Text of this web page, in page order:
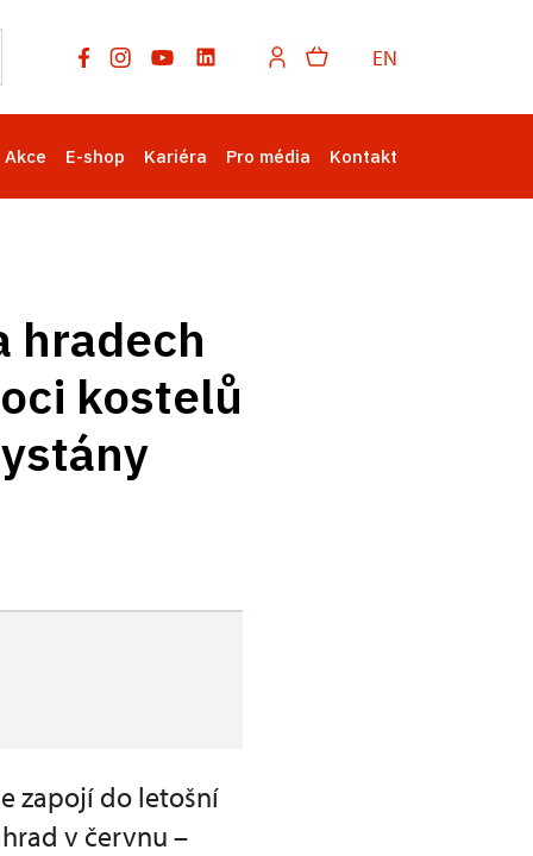
EN
Akce E-shop Kariéra Pro média Kontakt
hradech
kostelů
zapojí do letošní
v červnu –